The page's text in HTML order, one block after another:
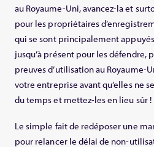
au Royaume-Uni, avancez-la et
pour les propriétaires
qui se sont principalement appuyés
jusqu’à présent pour les défendre,
preuves d’utilisation au Royaume-
votre entreprise avant qu’elles ne
du temps et mettez-les en lieu sûr !
Le simple fait de redéposer une
pour relancer le délai de non-